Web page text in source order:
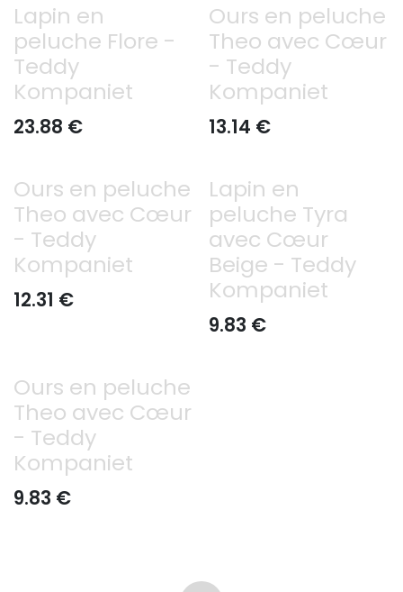
Lapin en
peluche Flore -
Teddy
Kompaniet
23.88 €
Ours en peluche
Theo avec Cœur
- Teddy
Kompaniet
13.14 €
Ours en peluche
Theo avec Cœur
- Teddy
Kompaniet
12.31 €
Lapin en
peluche Tyra
avec Cœur
Beige - Teddy
Kompaniet
9.83 €
Ours en peluche
Theo avec Cœur
- Teddy
Kompaniet
9.83 €